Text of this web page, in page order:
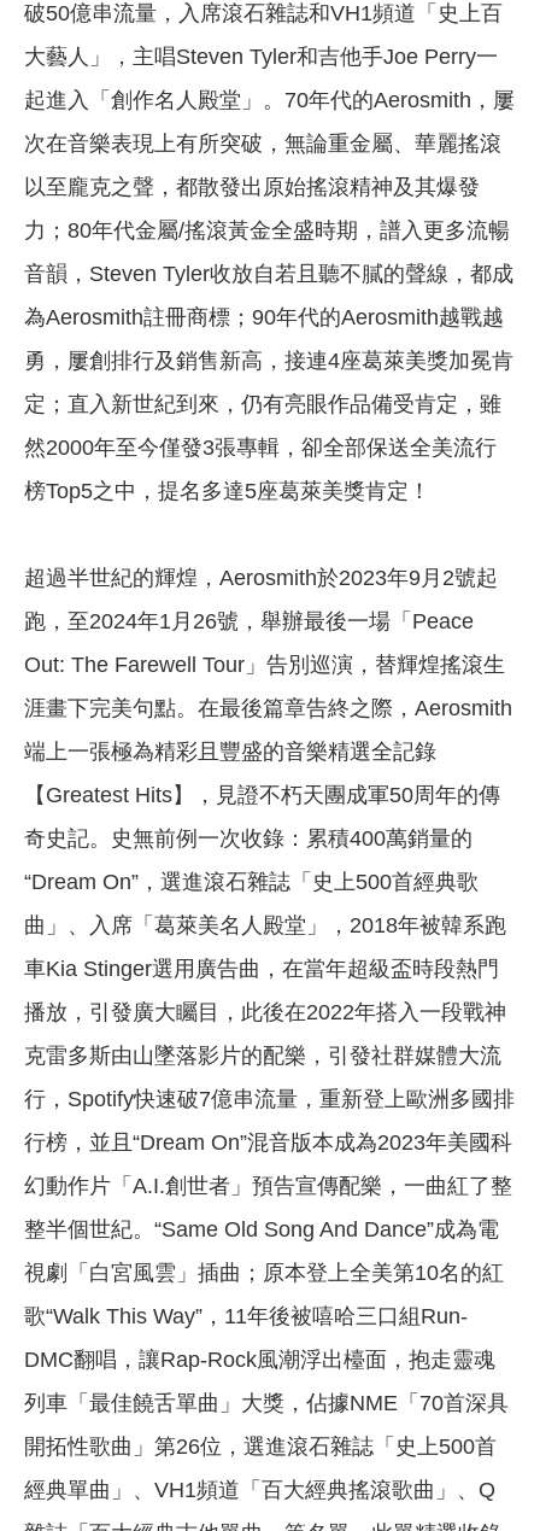
破50億串流量，入席滾石雜誌和VH1頻道「史上百
大藝人」，主唱Steven Tyler和吉他手Joe Perry一
起進入「創作名人殿堂」。70年代的Aerosmith，屢
次在音樂表現上有所突破，無論重金屬、華麗搖滾
以至龐克之聲，都散發出原始搖滾精神及其爆發
力；80年代金屬/搖滾黃金全盛時期，譜入更多流暢
音韻，Steven Tyler收放自若且聽不膩的聲線，都成
為Aerosmith註冊商標；90年代的Aerosmith越戰越
勇，屢創排行及銷售新高，接連4座葛萊美獎加冕肯
定；直入新世紀到來，仍有亮眼作品備受肯定，雖
然2000年至今僅發3張專輯，卻全部保送全美流行
榜Top5之中，提名多達5座葛萊美獎肯定！
超過半世紀的輝煌，Aerosmith於2023年9月2號起
跑，至2024年1月26號，舉辦最後一場「Peace
Out: The Farewell Tour」告別巡演，替輝煌搖滾生
涯畫下完美句點。在最後篇章告終之際，Aerosmith
端上一張極為精彩且豐盛的音樂精選全記錄
【Greatest Hits】，見證不朽天團成軍50周年的傳
奇史記。史無前例一次收錄：累積400萬銷量的
“Dream On”，選進滾石雜誌「史上500首經典歌
曲」、入席「葛萊美名人殿堂」，2018年被韓系跑
車Kia Stinger選用廣告曲，在當年超級盃時段熱門
播放，引發廣大矚目，此後在2022年搭入一段戰神
克雷多斯由山墜落影片的配樂，引發社群媒體大流
行，Spotify快速破7億串流量，重新登上歐洲多國排
行榜，並且“Dream On”混音版本成為2023年美國科
幻動作片「A.I.創世者」預告宣傳配樂，一曲紅了整
整半個世紀。“Same Old Song And Dance”成為電
視劇「白宮風雲」插曲；原本登上全美第10名的紅
歌“Walk This Way”，11年後被嘻哈三口組Run-
DMC翻唱，讓Rap-Rock風潮浮出檯面，抱走靈魂
列車「最佳饒舌單曲」大獎，佔據NME「70首深具
開拓性歌曲」第26位，選進滾石雜誌「史上500首
經典單曲」、VH1頻道「百大經典搖滾歌曲」、Q